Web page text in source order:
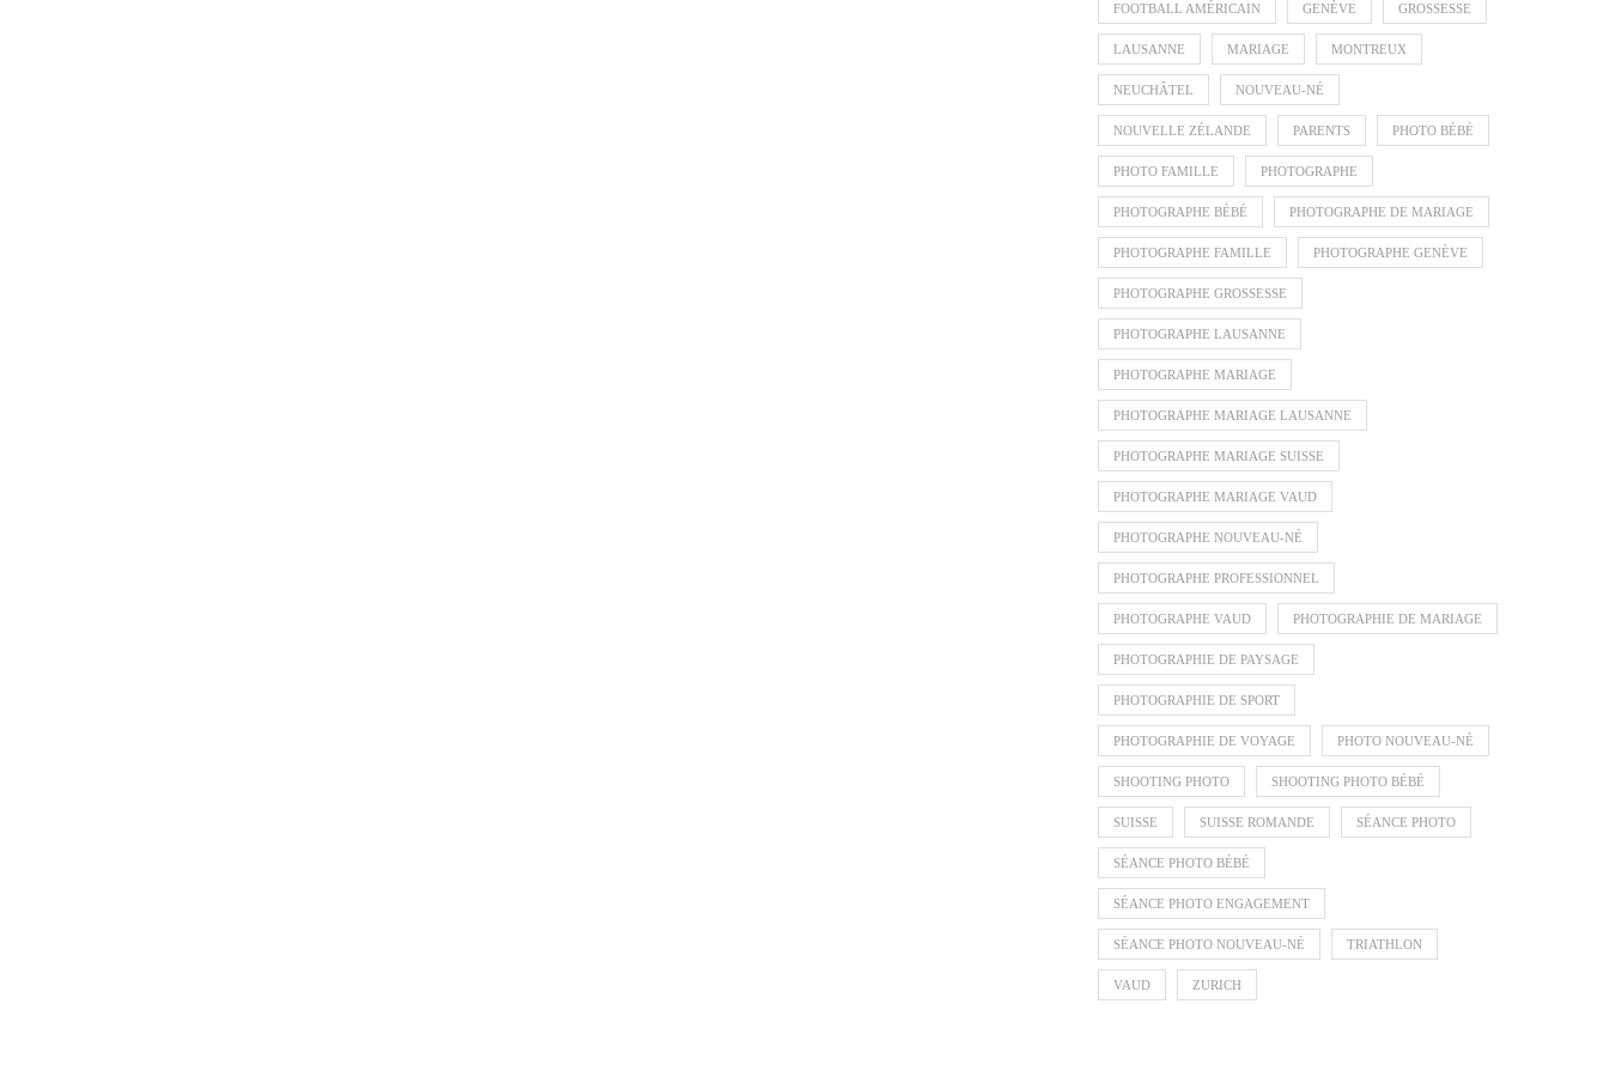
FOOTBALL AMÉRICAIN GENÈVE GROSSESSE
LAUSANNE MARIAGE MONTREUX
NEUCHÂTEL NOUVEAU-NÉ
NOUVELLE ZÉLANDE PARENTS PHOTO BÉBÉ
PHOTO FAMILLE PHOTOGRAPHE
PHOTOGRAPHE BÉBÉ PHOTOGRAPHE DE MARIAGE
PHOTOGRAPHE FAMILLE PHOTOGRAPHE GENÈVE
PHOTOGRAPHE GROSSESSE
PHOTOGRAPHE LAUSANNE
PHOTOGRAPHE MARIAGE
PHOTOGRAPHE MARIAGE LAUSANNE
PHOTOGRAPHE MARIAGE SUISSE
PHOTOGRAPHE MARIAGE VAUD
PHOTOGRAPHE NOUVEAU-NÉ
PHOTOGRAPHE PROFESSIONNEL
PHOTOGRAPHE VAUD PHOTOGRAPHIE DE MARIAGE
PHOTOGRAPHIE DE PAYSAGE
PHOTOGRAPHIE DE SPORT
PHOTOGRAPHIE DE VOYAGE PHOTO NOUVEAU-NÉ
SHOOTING PHOTO SHOOTING PHOTO BÉBÉ
SUISSE SUISSE ROMANDE SÉANCE PHOTO
SÉANCE PHOTO BÉBÉ
SÉANCE PHOTO ENGAGEMENT
SÉANCE PHOTO NOUVEAU-NÉ TRIATHLON
VAUD ZURICH